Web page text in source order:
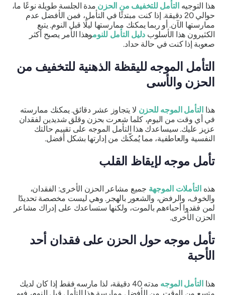
هذا التوجيهالتأمل للتخفيف من الحزنمدة الجلسة طويلة نوعًا ما،
حوالي 20 دقيقة. إذا كنت مبتدئًا في التأمل، فمن الأفضل عدم
ممارستها الآن. أو ربما يمكنك ممارستها ليلًا قبل النوم. يتبع
الكثيرون هذا الأسلوبدليل التأمل للنوموهذا الأمر يصبح أكثر
صعوبة إذا كنت في حالة حداد.
التأمل الموجه لليقظة الذهنية للتخفيف من
الحزن والأسى
هذاالتأمل الموجه للحزنلا يتجاوز عشر دقائق. يمكنك ممارسته
في أي وقت من اليوم، كلما شعرت بحزن وقلق شديدين لفقدان
عزيز عليك. سيساعدك هذا التأمل الموجه على تقييم حالتك
النفسية والعاطفية، مما يُمكّنك من إدارتها بشكل أفضل.
تأمل موجه لإيقاظ القلب
هذهالتأملات الموجهةجميع مشاعر الحزن الأخرى: الفقدان،
والخوف، والرفض، والشعور بالهجر. وهي ليست مخصصة تحديدًا
لمن فقدوا أحباءهم بالموت، ولكنها ستساعدك على إدراك مشاعر
الحزن الأخرى.
تأمل موجه حول الحزن على فقدان أحد
الأحبة
هذاالتأمل الموجه
مدته 40 دقيقة، لذا مارسه فقط إذا كان لديك
متسع من الوقت. من الأفضل ممارسة هذا التأمل قبل النوم، فهو